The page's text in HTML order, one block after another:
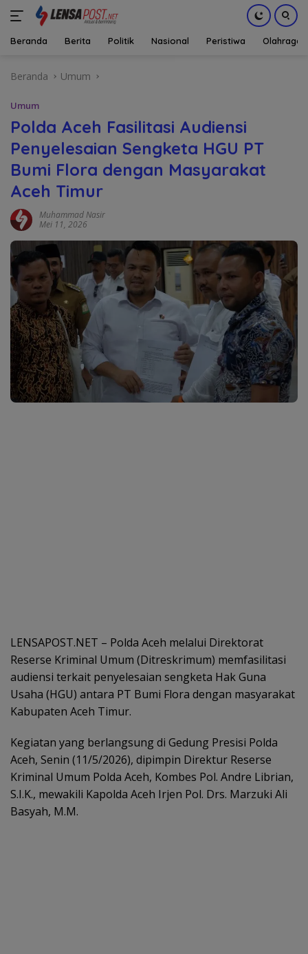
Beranda Berita Politik Nasional Peristiwa Olahraga
Beranda Umum
Umum
Polda Aceh Fasilitasi Audiensi
Penyelesaian Sengketa HGU PT
Bumi Flora dengan Masyarakat
Aceh Timur
Muhammad Nasir
Mei 11, 2026
LENSAPOST.NET – Polda Aceh melalui Direktorat
Reserse Kriminal Umum (Ditreskrimum) memfasilitasi
audiensi terkait penyelesaian sengketa Hak Guna
Usaha (HGU) antara PT Bumi Flora dengan masyarakat
Kabupaten Aceh Timur.
Kegiatan yang berlangsung di Gedung Presisi Polda
Aceh, Senin (11/5/2026), dipimpin Direktur Reserse
Kriminal Umum Polda Aceh, Kombes Pol. Andre Librian,
S.I.K., mewakili Kapolda Aceh Irjen Pol. Drs. Marzuki Ali
Basyah, M.M.